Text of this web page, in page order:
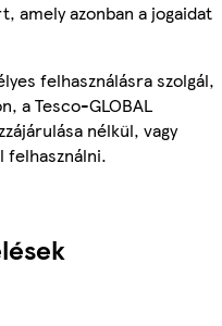
amely azonban a jogaidat
felhasználásra szolgál,
a Tesco-GLOBAL
nélkül, vagy
felhasználni.